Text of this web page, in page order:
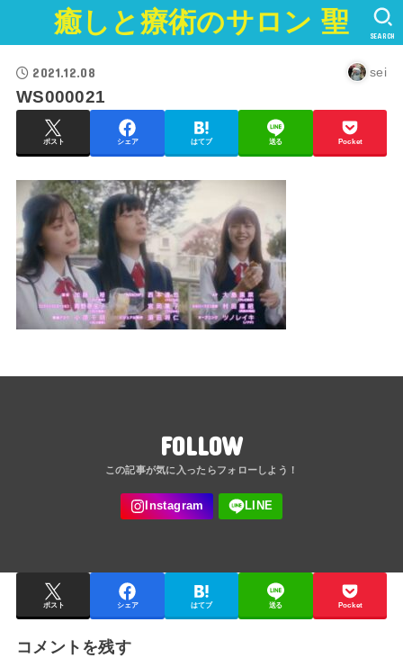
癒しと療術のサロン 聖 SEARCH
2021.12.08 sei
WS000021
ポスト シェア はてブ 送る Pocket
FOLLOW
ポスト シェア はてブ 送る Pocket
コメントを残す